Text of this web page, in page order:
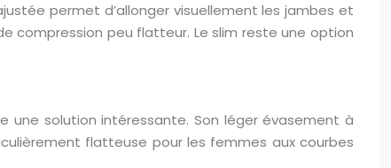
permet d’allonger visuellement les jambes et
compression peu flatteur. Le slim reste une option
une solution intéressante. Son léger évasement à
flatteuse pour les femmes aux courbes